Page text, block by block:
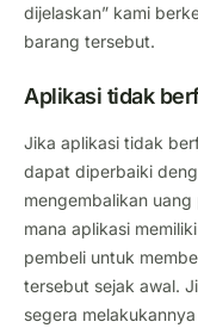
dijelaskan” kami
barang tersebut.
Aplikasi tidak
Jika aplikasi tidak
dapat diperbaiki
mengembalikan
mana aplikasi
pembeli untuk
tersebut sejak awal.
segera